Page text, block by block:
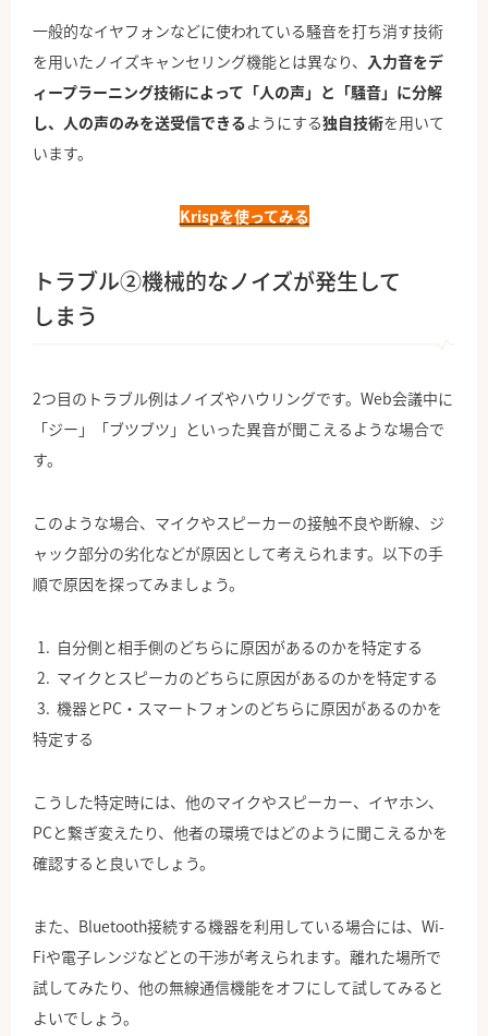
一般的なイヤフォンなどに使われている騒音を打ち消す技術
を用いたノイズキャンセリング機能とは異なり、 入力音をデ
ィープラーニング技術によって「人の声」と「騒音」に分解
し、人の声のみを送受信できるようにする独自技術を用いて
います。
Krispを使ってみる
トラブル②機械的なノイズが発生して
しまう
2つ目のトラブル例はノイズやハウリングです。Web会議中に
「ジー」「ブツブツ」といった異音が聞こえるような場合で
す。
このような場合、マイクやスピーカーの接触不良や断線、ジ
ャック部分の劣化などが原因として考えられます。以下の手
順で原因を探ってみましょう。
自分側と相手側のどちらに原因があるのかを特定する
マイクとスピーカのどちらに原因があるのかを特定する
機器とPC・スマートフォンのどちらに原因があるのかを
特定する
こうした特定時には、他のマイクやスピーカー、イヤホン、
PCと繋ぎ変えたり、他者の環境ではどのように聞こえるかを
確認すると良いでしょう。
また、Bluetooth接続する機器を利用している場合には、Wi-
Fiや電子レンジなどとの干渉が考えられます。離れた場所で
試してみたり、他の無線通信機能をオフにして試してみると
よいでしょう。